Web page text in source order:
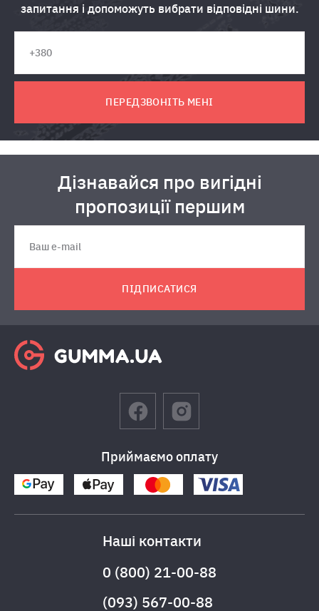
запитання і допоможуть вибрати відповідні шини.
ПЕРЕДЗВОНІТЬ МЕНІ
Дізнавайся про вигідні
пропозиції першим
ПІДПИСАТИСЯ
Приймаємо оплату
Наші контакти
0 (800) 21-00-88
(093) 567-00-88